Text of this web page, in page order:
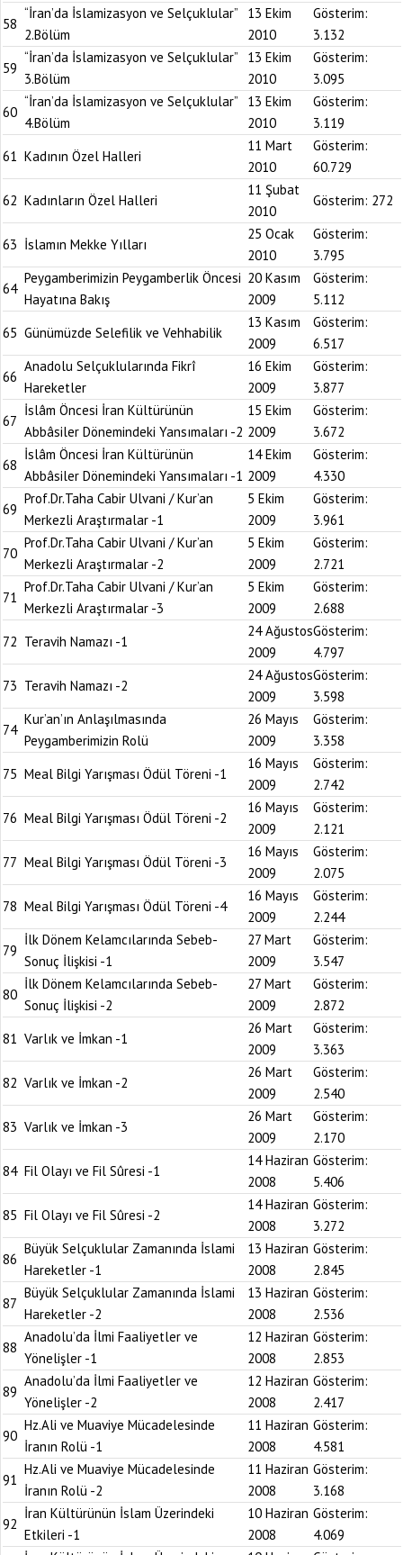
58
“İran’da İslamizasyon ve Selçuklular”
2.Bölüm
13 Ekim
2010
Gösterim:
3.132
59
“İran’da İslamizasyon ve Selçuklular”
3.Bölüm
13 Ekim
2010
Gösterim:
3.095
60
“İran’da İslamizasyon ve Selçuklular”
4.Bölüm
13 Ekim
2010
Gösterim:
3.119
61 Kadının Özel Halleri
11 Mart
2010
Gösterim:
60.729
62 Kadınların Özel Halleri
11 Şubat
2010
Gösterim: 272
63 İslamın Mekke Yılları
25 Ocak
2010
Gösterim:
3.795
64
Peygamberimizin Peygamberlik Öncesi
Hayatına Bakış
20 Kasım
2009
Gösterim:
5.112
65 Günümüzde Selefilik ve Vehhabilik
13 Kasım
2009
Gösterim:
6.517
66
Anadolu Selçuklularında Fikrî
Hareketler
16 Ekim
2009
Gösterim:
3.877
67
İslâm Öncesi İran Kültürünün
Abbâsiler Dönemindeki Yansımaları -2
15 Ekim
2009
Gösterim:
3.672
68
İslâm Öncesi İran Kültürünün
Abbâsiler Dönemindeki Yansımaları -1
14 Ekim
2009
Gösterim:
4.330
69
Prof.Dr.Taha Cabir Ulvani / Kur’an
Merkezli Araştırmalar -1
5 Ekim
2009
Gösterim:
3.961
70
Prof.Dr.Taha Cabir Ulvani / Kur’an
Merkezli Araştırmalar -2
5 Ekim
2009
Gösterim:
2.721
71
Prof.Dr.Taha Cabir Ulvani / Kur’an
Merkezli Araştırmalar -3
5 Ekim
2009
Gösterim:
2.688
72 Teravih Namazı -1
24 Ağustos
2009
Gösterim:
4.797
73 Teravih Namazı -2
24 Ağustos
2009
Gösterim:
3.598
74
Kur’an’ın Anlaşılmasında
Peygamberimizin Rolü
26 Mayıs
2009
Gösterim:
3.358
75 Meal Bilgi Yarışması Ödül Töreni -1
16 Mayıs
2009
Gösterim:
2.742
76 Meal Bilgi Yarışması Ödül Töreni -2
16 Mayıs
2009
Gösterim:
2.121
77 Meal Bilgi Yarışması Ödül Töreni -3
16 Mayıs
2009
Gösterim:
2.075
78 Meal Bilgi Yarışması Ödül Töreni -4
16 Mayıs
2009
Gösterim:
2.244
79
İlk Dönem Kelamcılarında Sebeb-
Sonuç İlişkisi -1
27 Mart
2009
Gösterim:
3.547
80
İlk Dönem Kelamcılarında Sebeb-
Sonuç İlişkisi -2
27 Mart
2009
Gösterim:
2.872
81 Varlık ve İmkan -1
26 Mart
2009
Gösterim:
3.363
82 Varlık ve İmkan -2
26 Mart
2009
Gösterim:
2.540
83 Varlık ve İmkan -3
26 Mart
2009
Gösterim:
2.170
84 Fil Olayı ve Fil Sûresi -1
14 Haziran
2008
Gösterim:
5.406
85 Fil Olayı ve Fil Sûresi -2
14 Haziran
2008
Gösterim:
3.272
86
Büyük Selçuklular Zamanında İslami
Hareketler -1
13 Haziran
2008
Gösterim:
2.845
87
Büyük Selçuklular Zamanında İslami
Hareketler -2
13 Haziran
2008
Gösterim:
2.536
88
Anadolu’da İlmi Faaliyetler ve
Yönelişler -1
12 Haziran
2008
Gösterim:
2.853
89
Anadolu’da İlmi Faaliyetler ve
Yönelişler -2
12 Haziran
2008
Gösterim:
2.417
90
Hz.Ali ve Muaviye Mücadelesinde
İranın Rolü -1
11 Haziran
2008
Gösterim:
4.581
91
Hz.Ali ve Muaviye Mücadelesinde
İranın Rolü -2
11 Haziran
2008
Gösterim:
3.168
92
İran Kültürünün İslam Üzerindeki
Etkileri -1
10 Haziran
2008
Gösterim:
4.069